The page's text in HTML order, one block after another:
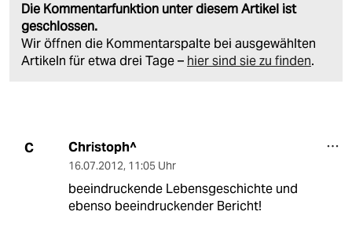
Die Kommentarfunktion unter diesem Artikel ist
geschlossen.
Wir öffnen die Kommentarspalte bei ausgewählten
Artikeln für etwa drei Tage – hier sind sie zu finden.
C Christoph^
16.07.2012, 11:05 Uhr
beeindruckende Lebensgeschichte und
ebenso beeindruckender Bericht!